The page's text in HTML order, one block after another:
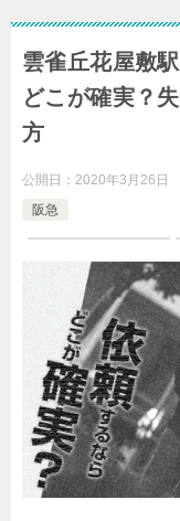
雲雀丘花屋敷
どこが確実？
方
公開日： 2020年3月26日
阪急